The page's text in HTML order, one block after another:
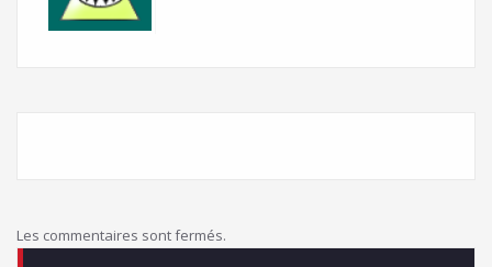
Les commentaires sont fermés.